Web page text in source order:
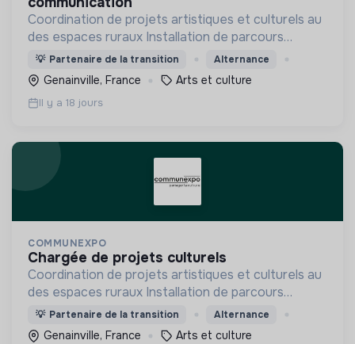
Coordination de projets artistiques et culturels au
des espaces ruraux Installation de parcours
artistiques en ruralité Animation d'ateliers
artistiques avec différents types de publics
💡 Partenaire de la transition Alternance
Genainville, France Arts et culture
Il y a 18 jours
COMMUNEXPO
chargée de projets culturels
Coordination de projets artistiques et culturels au
des espaces ruraux Installation de parcours
artistiques en ruralité Animation d'ateliers
artistiques avec différents types de publics
💡 Partenaire de la transition Alternance
Genainville, France Arts et culture